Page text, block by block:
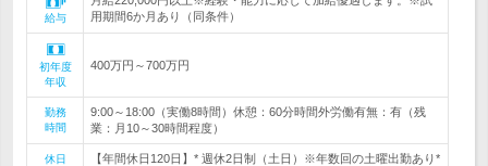
給与
用期間6か月あり（同条件）
初年度
年収
400万円～700万円
勤務
時間
9:00～18:00（実働8時間）休憩：60分時間外労働有無：有（残
業：月10～30時間程度）
休日
【年間休日120日】* 週休2日制（土日）※年数回の土曜出勤あり*